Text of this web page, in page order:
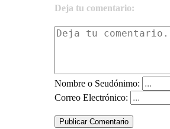
Deja tu comentario:
Nombre o Seudónimo:
Correo Electrónico:
Publicar Comentario